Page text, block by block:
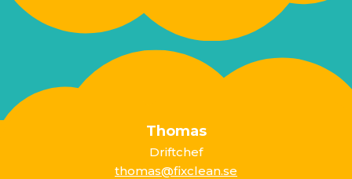
Thomas
Driftchef
thomas@fixclean.se